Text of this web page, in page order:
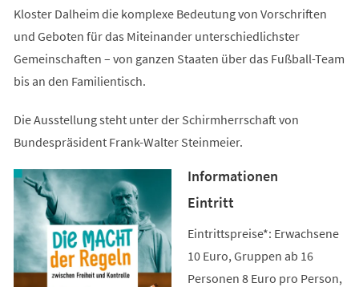
Kloster Dalheim die komplexe Bedeutung von Vorschriften
und Geboten für das Miteinander unterschiedlichster
Gemeinschaften – von ganzen Staaten über das Fußball-Team
bis an den Familientisch.
Die Ausstellung steht unter der Schirmherrschaft von
Bundespräsident Frank-Walter Steinmeier.
Informationen
Eintritt
Eintrittspreise*: Erwachsene
10 Euro, Gruppen ab 16
Personen 8 Euro pro Person,